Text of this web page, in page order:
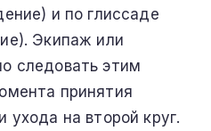
и по глиссаде
Экипаж или
следовать этим
принятия
ухода на второй круг.